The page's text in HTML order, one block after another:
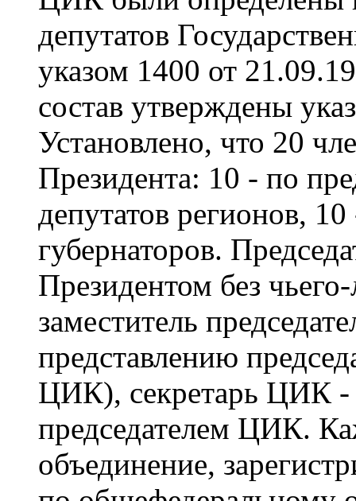
депутатов
указом 1400 от
состав утверждены
Установлено, что 20
Президента: 10 - по
депутатов регионов,
губернаторов.
Президентом без
заместитель
представлению
ЦИК), секретарь ЦИК -
председателем ЦИК.
объединение,